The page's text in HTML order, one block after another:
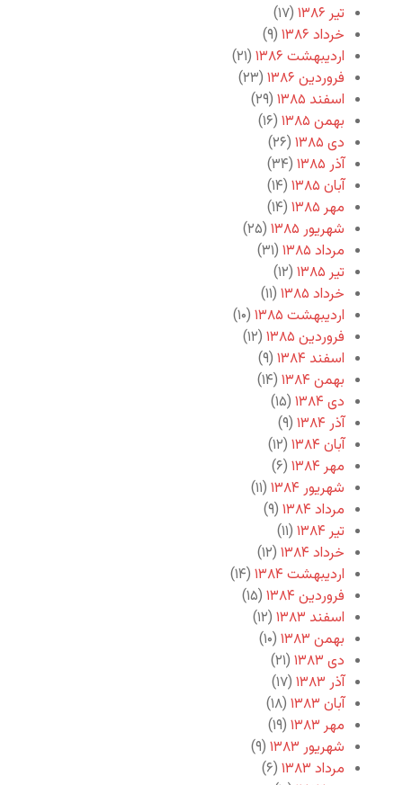
تیر ۱۳۸۶
(۱۷)
خرداد ۱۳۸۶
(۹)
اردیبهشت ۱۳۸۶
(۲۱)
فروردین ۱۳۸۶
(۲۳)
اسفند ۱۳۸۵
(۲۹)
بهمن ۱۳۸۵
(۱۶)
دی ۱۳۸۵
(۲۶)
آذر ۱۳۸۵
(۳۴)
آبان ۱۳۸۵
(۱۴)
مهر ۱۳۸۵
(۱۴)
شهریور ۱۳۸۵
(۲۵)
مرداد ۱۳۸۵
(۳۱)
تیر ۱۳۸۵
(۱۲)
خرداد ۱۳۸۵
(۱۱)
اردیبهشت ۱۳۸۵
(۱۰)
فروردین ۱۳۸۵
(۱۲)
اسفند ۱۳۸۴
(۹)
بهمن ۱۳۸۴
(۱۴)
دی ۱۳۸۴
(۱۵)
آذر ۱۳۸۴
(۹)
آبان ۱۳۸۴
(۱۲)
مهر ۱۳۸۴
(۶)
شهریور ۱۳۸۴
(۱۱)
مرداد ۱۳۸۴
(۹)
تیر ۱۳۸۴
(۱۱)
خرداد ۱۳۸۴
(۱۲)
اردیبهشت ۱۳۸۴
(۱۴)
فروردین ۱۳۸۴
(۱۵)
اسفند ۱۳۸۳
(۱۲)
بهمن ۱۳۸۳
(۱۰)
دی ۱۳۸۳
(۲۱)
آذر ۱۳۸۳
(۱۷)
آبان ۱۳۸۳
(۱۸)
مهر ۱۳۸۳
(۱۹)
شهریور ۱۳۸۳
(۹)
مرداد ۱۳۸۳
(۶)